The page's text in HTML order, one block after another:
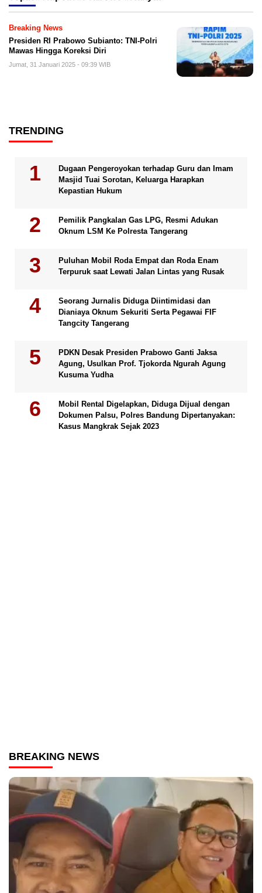
Breaking News
Presiden RI Prabowo Subianto: TNI-Polri
Mawas Hingga Koreksi Diri
Jumat, 31 Januari 2025 - 09:39 WIB
TRENDING
Dugaan Pengeroyokan terhadap Guru dan Imam
Masjid Tuai Sorotan, Keluarga Harapkan
Kepastian Hukum
Pemilik Pangkalan Gas LPG, Resmi Adukan
Oknum LSM Ke Polresta Tangerang
Puluhan Mobil Roda Empat dan Roda Enam
Terpuruk saat Lewati Jalan Lintas yang Rusak
Seorang Jurnalis Diduga Diintimidasi dan
Dianiaya Oknum Sekuriti Serta Pegawai FIF
Tangcity Tangerang
PDKN Desak Presiden Prabowo Ganti Jaksa
Agung, Usulkan Prof. Tjokorda Ngurah Agung
Kusuma Yudha
Mobil Rental Digelapkan, Diduga Dijual dengan
Dokumen Palsu, Polres Bandung Dipertanyakan:
Kasus Mangkrak Sejak 2023
BREAKING NEWS